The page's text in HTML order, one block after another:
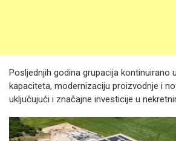
Posljednjih godina grupacija kontinuirano
kapaciteta, modernizaciju proizvodnje i
uključujući i značajne investicije u